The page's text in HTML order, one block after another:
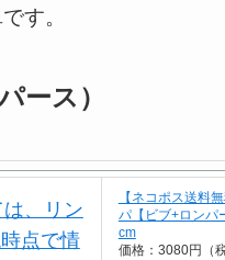
す。
ース）
【ネコポス送料
パ【ビブ+ロンパ
cm
価格：3080円（